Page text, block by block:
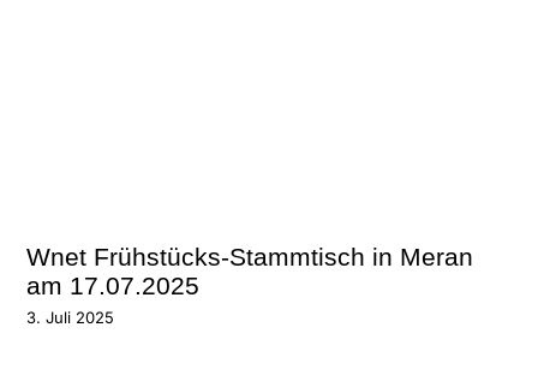
Wnet Frühstücks-Stammtisch in Meran
am 17.07.2025
3. Juli 2025